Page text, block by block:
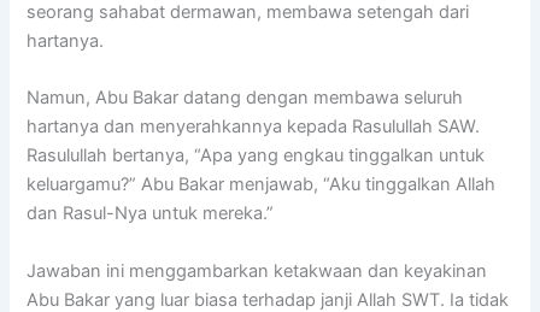
seorang sahabat dermawan, membawa setengah dari
hartanya.
Namun, Abu Bakar datang dengan membawa seluruh
hartanya dan menyerahkannya kepada Rasulullah SAW.
Rasulullah bertanya, “Apa yang engkau tinggalkan untuk
keluargamu?” Abu Bakar menjawab, “Aku tinggalkan Allah
dan Rasul-Nya untuk mereka.”
Jawaban ini menggambarkan ketakwaan dan keyakinan
Abu Bakar yang luar biasa terhadap janji Allah SWT. Ia tidak